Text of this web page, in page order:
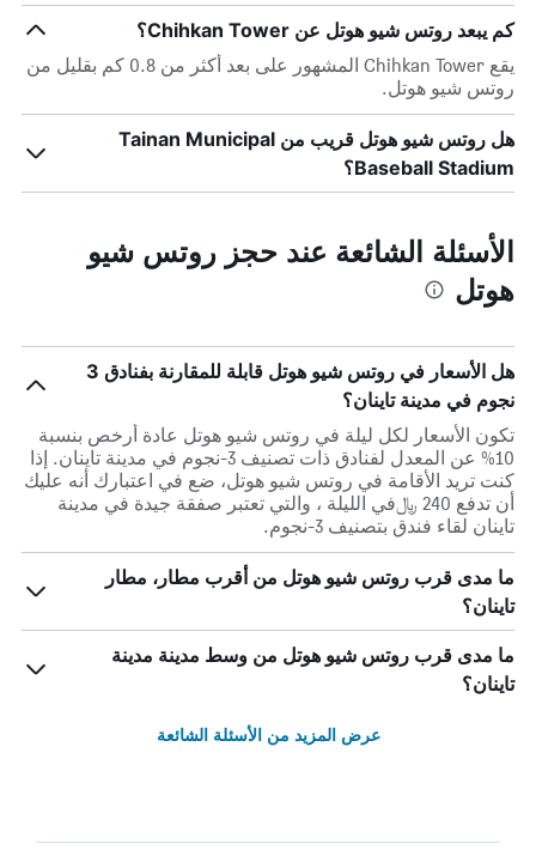
كم يبعد روتس شيو هوتل عن Chihkan Tower؟
يقع Chihkan Tower المشهور على بعد أكثر من 0.8 كم بقليل من
روتس شيو هوتل.
هل روتس شيو هوتل قريب من Tainan Municipal
Baseball Stadium؟
الأسئلة الشائعة عند حجز روتس شيو
هوتل
هل الأسعار في روتس شيو هوتل قابلة للمقارنة بفنادق 3
نجوم في مدينة تاينان؟
تكون الأسعار لكل ليلة في روتس شيو هوتل عادة أرخص بنسبة
10% عن المعدل لفنادق ذات تصنيف 3-نجوم في مدينة تاينان. إذا
كنت تريد الأقامة في روتس شيو هوتل، ضع في اعتبارك أنه عليك
أن تدفع 240 ﷼في الليلة ، والتي تعتبر صفقة جيدة في مدينة
تاينان لقاء فندق بتصنيف 3-نجوم.
ما مدى قرب روتس شيو هوتل من أقرب مطار، مطار
تاينان؟
ما مدى قرب روتس شيو هوتل من وسط مدينة مدينة
تاينان؟
عرض المزيد من الأسئلة الشائعة